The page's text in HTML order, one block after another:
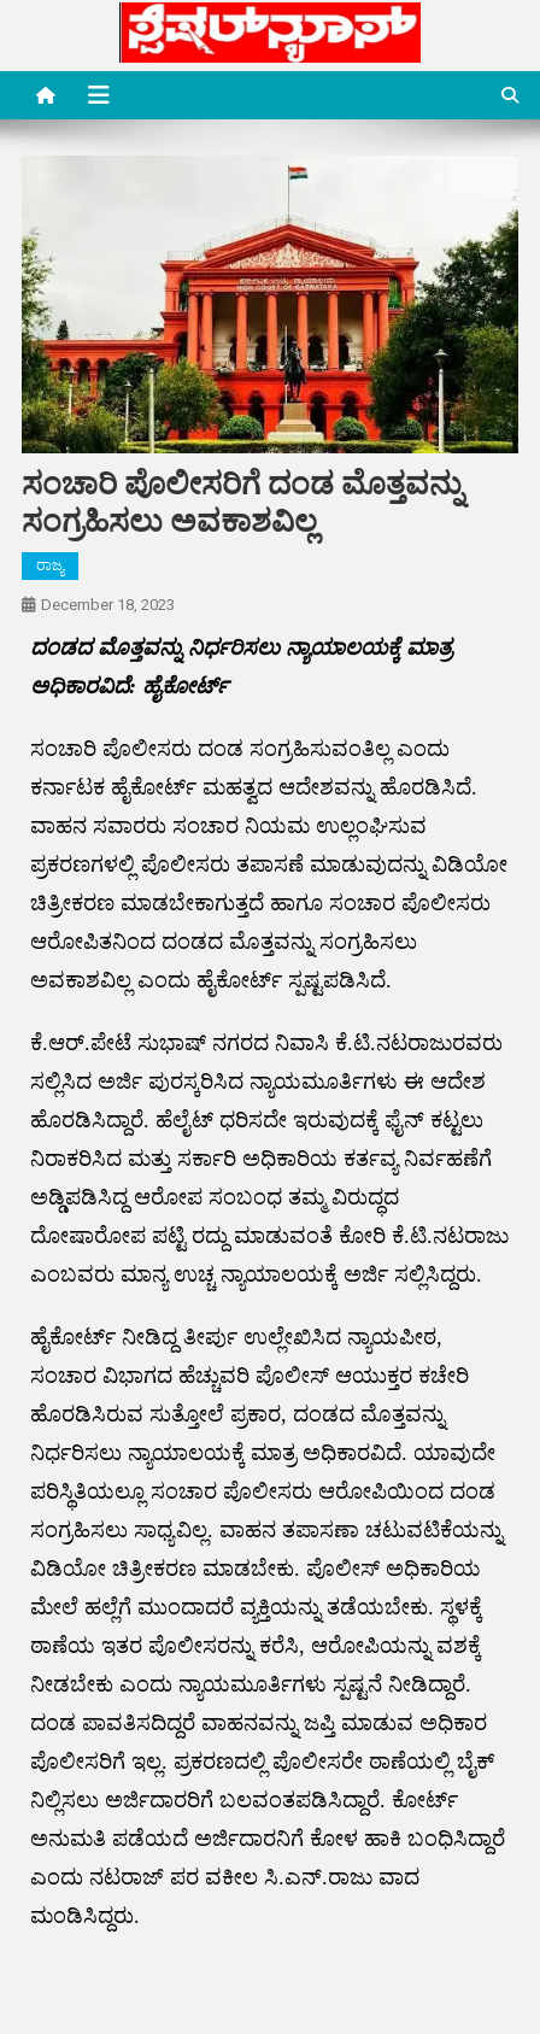
content
Special News Media
Special News Media
ಸಂಚಾರಿ ಪೊಲೀಸರಿಗೆ ದಂಡ ಮೊತ್ತವನ್ನು
ಸಂಗ್ರಹಿಸಲು ಅವಕಾಶವಿಲ್ಲ
ರಾಜ್ಯ
December 18, 2023
ದಂಡದ ಮೊತ್ತವನ್ನು ನಿರ್ಧರಿಸಲು ನ್ಯಾಯಾಲಯಕ್ಕೆ ಮಾತ್ರ
ಅಧಿಕಾರವಿದೆ: ಹೈಕೋರ್ಟ್
ಸಂಚಾರಿ ಪೊಲೀಸರು ದಂಡ ಸಂಗ್ರಹಿಸುವಂತಿಲ್ಲ ಎಂದು
ಕರ್ನಾಟಕ ಹೈಕೋರ್ಟ್ ಮಹತ್ವದ ಆದೇಶವನ್ನು ಹೊರಡಿಸಿದೆ.
ವಾಹನ ಸವಾರರು ಸಂಚಾರ ನಿಯಮ ಉಲ್ಲಂಘಿಸುವ
ಪ್ರಕರಣಗಳಲ್ಲಿ ಪೊಲೀಸರು ತಪಾಸಣೆ ಮಾಡುವುದನ್ನು ವಿಡಿಯೋ
ಚಿತ್ರೀಕರಣ ಮಾಡಬೇಕಾಗುತ್ತದೆ ಹಾಗೂ ಸಂಚಾರ ಪೊಲೀಸರು
ಆರೋಪಿತನಿಂದ ದಂಡದ ಮೊತ್ತವನ್ನು ಸಂಗ್ರಹಿಸಲು
ಅವಕಾಶವಿಲ್ಲ ಎಂದು ಹೈಕೋರ್ಟ್ ಸ್ಪಷ್ಟಪಡಿಸಿದೆ.
ಕೆ.ಆರ್.ಪೇಟೆ ಸುಭಾಷ್ ನಗರದ ನಿವಾಸಿ ಕೆ.ಟಿ.ನಟರಾಜುರವರು
ಸಲ್ಲಿಸಿದ ಅರ್ಜಿ ಪುರಸ್ಕರಿಸಿದ ನ್ಯಾಯಮೂರ್ತಿಗಳು ಈ ಆದೇಶ
ಹೊರಡಿಸಿದ್ದಾರೆ. ಹೆಲೈಟ್ ಧರಿಸದೇ ಇರುವುದಕ್ಕೆ ಫೈನ್ ಕಟ್ಟಲು
ನಿರಾಕರಿಸಿದ ಮತ್ತು ಸರ್ಕಾರಿ ಅಧಿಕಾರಿಯ ಕರ್ತವ್ಯ ನಿರ್ವಹಣೆಗೆ
ಅಡ್ಡಿಪಡಿಸಿದ್ದ ಆರೋಪ ಸಂಬಂಧ ತಮ್ಮ ವಿರುದ್ಧದ
ದೋಷಾರೋಪ ಪಟ್ಟಿ ರದ್ದು ಮಾಡುವಂತೆ ಕೋರಿ ಕೆ.ಟಿ.ನಟರಾಜು
ಎಂಬವರು ಮಾನ್ಯ ಉಚ್ಚ ನ್ಯಾಯಾಲಯಕ್ಕೆ ಅರ್ಜಿ ಸಲ್ಲಿಸಿದ್ದರು.
ಹೈಕೋರ್ಟ್ ನೀಡಿದ್ದ ತೀರ್ಪು ಉಲ್ಲೇಖಿಸಿದ ನ್ಯಾಯಪೀಠ,
ಸಂಚಾರ ವಿಭಾಗದ ಹೆಚ್ಚುವರಿ ಪೊಲೀಸ್ ಆಯುಕ್ತರ ಕಚೇರಿ
ಹೊರಡಿಸಿರುವ ಸುತ್ತೋಲೆ ಪ್ರಕಾರ, ದಂಡದ ಮೊತ್ತವನ್ನು
ನಿರ್ಧರಿಸಲು ನ್ಯಾಯಾಲಯಕ್ಕೆ ಮಾತ್ರ ಅಧಿಕಾರವಿದೆ. ಯಾವುದೇ
ಪರಿಸ್ಥಿತಿಯಲ್ಲೂ ಸಂಚಾರ ಪೊಲೀಸರು ಆರೋಪಿಯಿಂದ ದಂಡ
ಸಂಗ್ರಹಿಸಲು ಸಾಧ್ಯವಿಲ್ಲ. ವಾಹನ ತಪಾಸಣಾ ಚಟುವಟಿಕೆಯನ್ನು
ವಿಡಿಯೋ ಚಿತ್ರೀಕರಣ ಮಾಡಬೇಕು. ಪೊಲೀಸ್ ಅಧಿಕಾರಿಯ
ಮೇಲೆ ಹಲ್ಲೆಗೆ ಮುಂದಾದರೆ ವ್ಯಕ್ತಿಯನ್ನು ತಡೆಯಬೇಕು. ಸ್ಥಳಕ್ಕೆ
ಠಾಣೆಯ ಇತರ ಪೊಲೀಸರನ್ನು ಕರೆಸಿ, ಆರೋಪಿಯನ್ನು ವಶಕ್ಕೆ
ನೀಡಬೇಕು ಎಂದು ನ್ಯಾಯಮೂರ್ತಿಗಳು ಸ್ಪಷ್ಟನೆ ನೀಡಿದ್ದಾರೆ.
ದಂಡ ಪಾವತಿಸದಿದ್ದರೆ ವಾಹನವನ್ನು ಜಪ್ತಿ ಮಾಡುವ ಅಧಿಕಾರ
ಪೊಲೀಸರಿಗೆ ಇಲ್ಲ. ಪ್ರಕರಣದಲ್ಲಿ ಪೊಲೀಸರೇ ಠಾಣೆಯಲ್ಲಿ ಬೈಕ್
ನಿಲ್ಲಿಸಲು ಅರ್ಜಿದಾರರಿಗೆ ಬಲವಂತಪಡಿಸಿದ್ದಾರೆ. ಕೋರ್ಟ್
ಅನುಮತಿ ಪಡೆಯದೆ ಅರ್ಜಿದಾರನಿಗೆ ಕೋಳ ಹಾಕಿ ಬಂಧಿಸಿದ್ದಾರೆ
ಎಂದು ನಟರಾಜ್ ಪರ ವಕೀಲ ಸಿ.ಎನ್.ರಾಜು ವಾದ
ಮಂಡಿಸಿದ್ದರು.